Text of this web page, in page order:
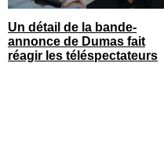
Un détail de la bande-
annonce de Dumas fait
réagir les téléspectateurs